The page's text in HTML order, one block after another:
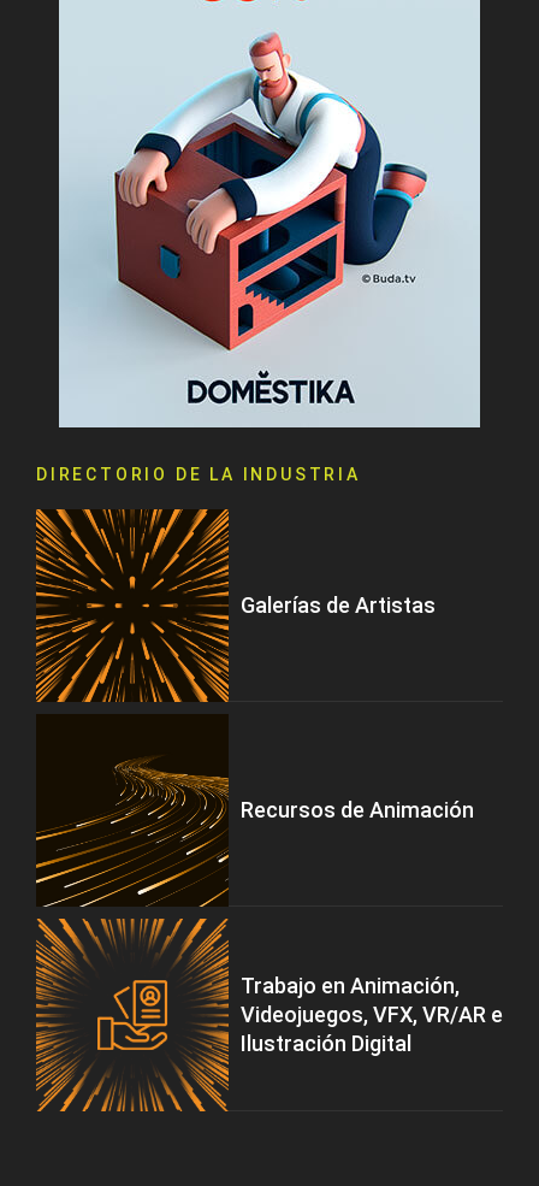
DIRECTORIO DE LA INDUSTRIA
Galerías de Artistas
Recursos de Animación
Trabajo en Animación,
Videojuegos, VFX, VR/AR e
Ilustración Digital